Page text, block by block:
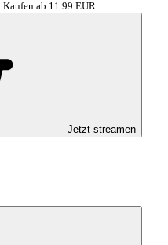
Kaufen ab 11.99 EUR
Jetzt streamen